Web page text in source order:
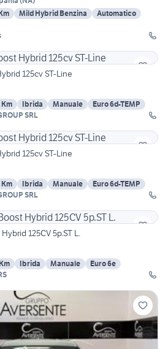
Mild Hybrid Benzina
Automatico
125cv ST-Line
Ibrida Manuale
Euro 6d-TEMP
SRL
125cv ST-Line
Ibrida Manuale
Euro 6d-TEMP
SRL
125CV 5p.ST L.
Ibrida Manuale
Euro 6e